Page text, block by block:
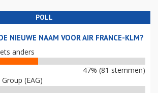
POLL
NIEUWE NAAM VOOR AIR FRANCE-KLM?
anders
47% (81 stemmen)
(EAG)